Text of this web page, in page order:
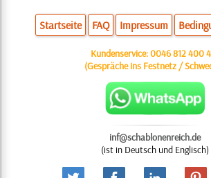
Startseite FAQ Impressum
Kundenservice:0046 812 400
(Gespräche ins Festnetz /
inf@schablonenreich.de
(ist in Deutsch und Englisch)